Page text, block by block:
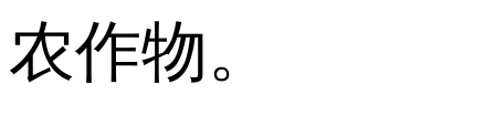
农作物。